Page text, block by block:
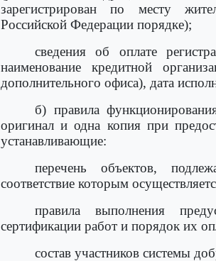
зарегистрирован по месту
Российской Федерации порядке);
сведения об оплате
наименование кредитной
дополнительного офиса), дата
б) правила
оригинал и одна копия при
устанавливающие:
перечень объектов,
соответствие которым
правила выполнения
сертификации работ и порядок их
состав участников системы